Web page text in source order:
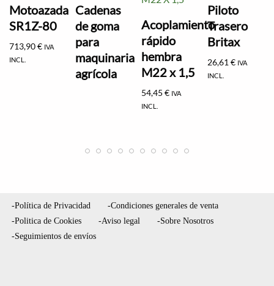
Motoazada
SR1Z-80
713,90€ IVA
INCL.
Cadenas
de goma
para
maquinaria
agrícola
Acoplamiento
rápido
hembra
M22 x 1,5
54,45€ IVA
INCL.
Piloto
Trasero
Britax
26,61€ IVA
INCL.
-Política de Privacidad
-Condiciones generales de venta
-Politica de Cookies
-Aviso legal
-Sobre Nosotros
-Seguimientos de envíos